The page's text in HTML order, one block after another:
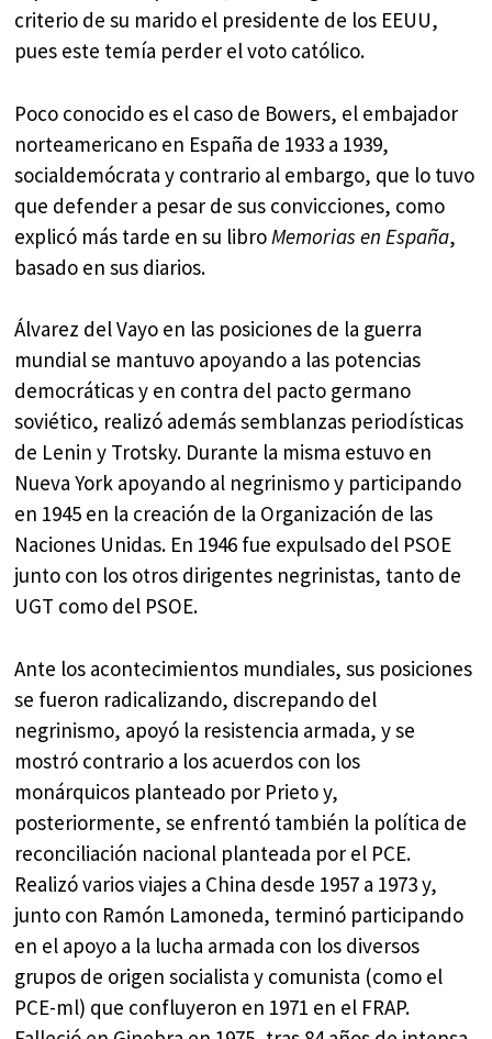
criterio de su marido el presidente de los EEUU,
pues este temía perder el voto católico.
Poco conocido es el caso de Bowers, el embajador
norteamericano en España de 1933 a 1939,
socialdemócrata y contrario al embargo, que lo tuvo
que defender a pesar de sus convicciones, como
explicó más tarde en su libroMemorias en España,
basado en sus diarios.
Álvarez del Vayo en las posiciones de la guerra
mundial se mantuvo apoyando a las potencias
democráticas y en contra del pacto germano
soviético, realizó además semblanzas periodísticas
de Lenin y Trotsky. Durante la misma estuvo en
Nueva York apoyando al negrinismo y participando
en 1945 en la creación de la Organización de las
Naciones Unidas. En 1946 fue expulsado del PSOE
junto con los otros dirigentes negrinistas, tanto de
UGT como del PSOE.
Ante los acontecimientos mundiales, sus posiciones
se fueron radicalizando, discrepando del
negrinismo, apoyó la resistencia armada, y se
mostró contrario a los acuerdos con los
monárquicos planteado por Prieto y,
posteriormente, se enfrentó también la política de
reconciliación nacional planteada por el PCE.
Realizó varios viajes a China desde 1957 a 1973 y,
junto con Ramón Lamoneda, terminó participando
en el apoyo a la lucha armada con los diversos
grupos de origen socialista y comunista (como el
PCE-ml) que confluyeron en 1971 en el FRAP.